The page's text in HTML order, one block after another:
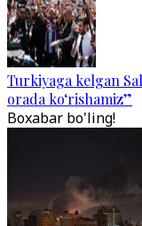
Turkiyaga kelgan
orada ko‘rishamiz”
Boxabar bo'ling!